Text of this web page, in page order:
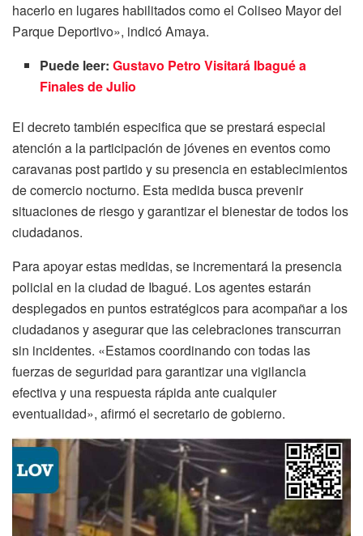
hacerlo en lugares habilitados como el Coliseo Mayor del
Parque Deportivo», indicó Amaya.
Puede leer:Gustavo Petro Visitará Ibagué a
Finales de Julio
El decreto también especifica que se prestará especial
atención a la participación de jóvenes en eventos como
caravanas post partido y su presencia en establecimientos
de comercio nocturno. Esta medida busca prevenir
situaciones de riesgo y garantizar el bienestar de todos los
ciudadanos.
Para apoyar estas medidas, se incrementará la presencia
policial en la ciudad de Ibagué. Los agentes estarán
desplegados en puntos estratégicos para acompañar a los
ciudadanos y asegurar que las celebraciones transcurran
sin incidentes. «Estamos coordinando con todas las
fuerzas de seguridad para garantizar una vigilancia
efectiva y una respuesta rápida ante cualquier
eventualidad», afirmó el secretario de gobierno.